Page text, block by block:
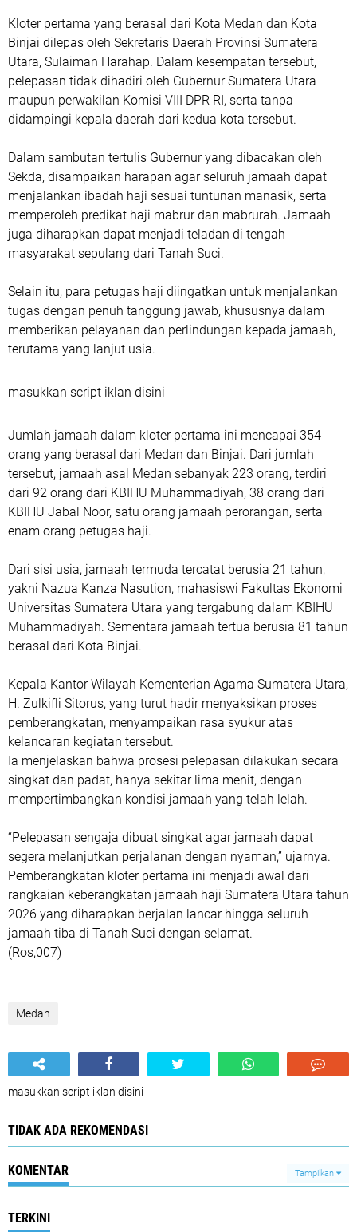
Kloter pertama yang berasal dari Kota Medan dan Kota
Binjai dilepas oleh Sekretaris Daerah Provinsi Sumatera
Utara, Sulaiman Harahap. Dalam kesempatan tersebut,
pelepasan tidak dihadiri oleh Gubernur Sumatera Utara
maupun perwakilan Komisi VIII DPR RI, serta tanpa
didampingi kepala daerah dari kedua kota tersebut.
Dalam sambutan tertulis Gubernur yang dibacakan oleh
Sekda, disampaikan harapan agar seluruh jamaah dapat
menjalankan ibadah haji sesuai tuntunan manasik, serta
memperoleh predikat haji mabrur dan mabrurah. Jamaah
juga diharapkan dapat menjadi teladan di tengah
masyarakat sepulang dari Tanah Suci.
Selain itu, para petugas haji diingatkan untuk menjalankan
tugas dengan penuh tanggung jawab, khususnya dalam
memberikan pelayanan dan perlindungan kepada jamaah,
terutama yang lanjut usia.
masukkan script iklan disini
Jumlah jamaah dalam kloter pertama ini mencapai 354
orang yang berasal dari Medan dan Binjai. Dari jumlah
tersebut, jamaah asal Medan sebanyak 223 orang, terdiri
dari 92 orang dari KBIHU Muhammadiyah, 38 orang dari
KBIHU Jabal Noor, satu orang jamaah perorangan, serta
enam orang petugas haji.
Dari sisi usia, jamaah termuda tercatat berusia 21 tahun,
yakni Nazua Kanza Nasution, mahasiswi Fakultas Ekonomi
Universitas Sumatera Utara yang tergabung dalam KBIHU
Muhammadiyah. Sementara jamaah tertua berusia 81 tahun
berasal dari Kota Binjai.
Kepala Kantor Wilayah Kementerian Agama Sumatera Utara,
H. Zulkifli Sitorus, yang turut hadir menyaksikan proses
pemberangkatan, menyampaikan rasa syukur atas
kelancaran kegiatan tersebut.
Ia menjelaskan bahwa prosesi pelepasan dilakukan secara
singkat dan padat, hanya sekitar lima menit, dengan
mempertimbangkan kondisi jamaah yang telah lelah.
“Pelepasan sengaja dibuat singkat agar jamaah dapat
segera melanjutkan perjalanan dengan nyaman,” ujarnya.
Pemberangkatan kloter pertama ini menjadi awal dari
rangkaian keberangkatan jamaah haji Sumatera Utara tahun
2026 yang diharapkan berjalan lancar hingga seluruh
jamaah tiba di Tanah Suci dengan selamat.
(Ros,007)
Medan
masukkan script iklan disini
TIDAK ADA REKOMENDASI
KOMENTAR Tampilkan
TERKINI